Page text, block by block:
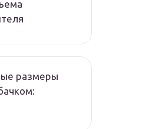
размеры